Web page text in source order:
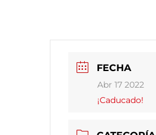
FECHA
Abr 17 2022
¡Caducado!